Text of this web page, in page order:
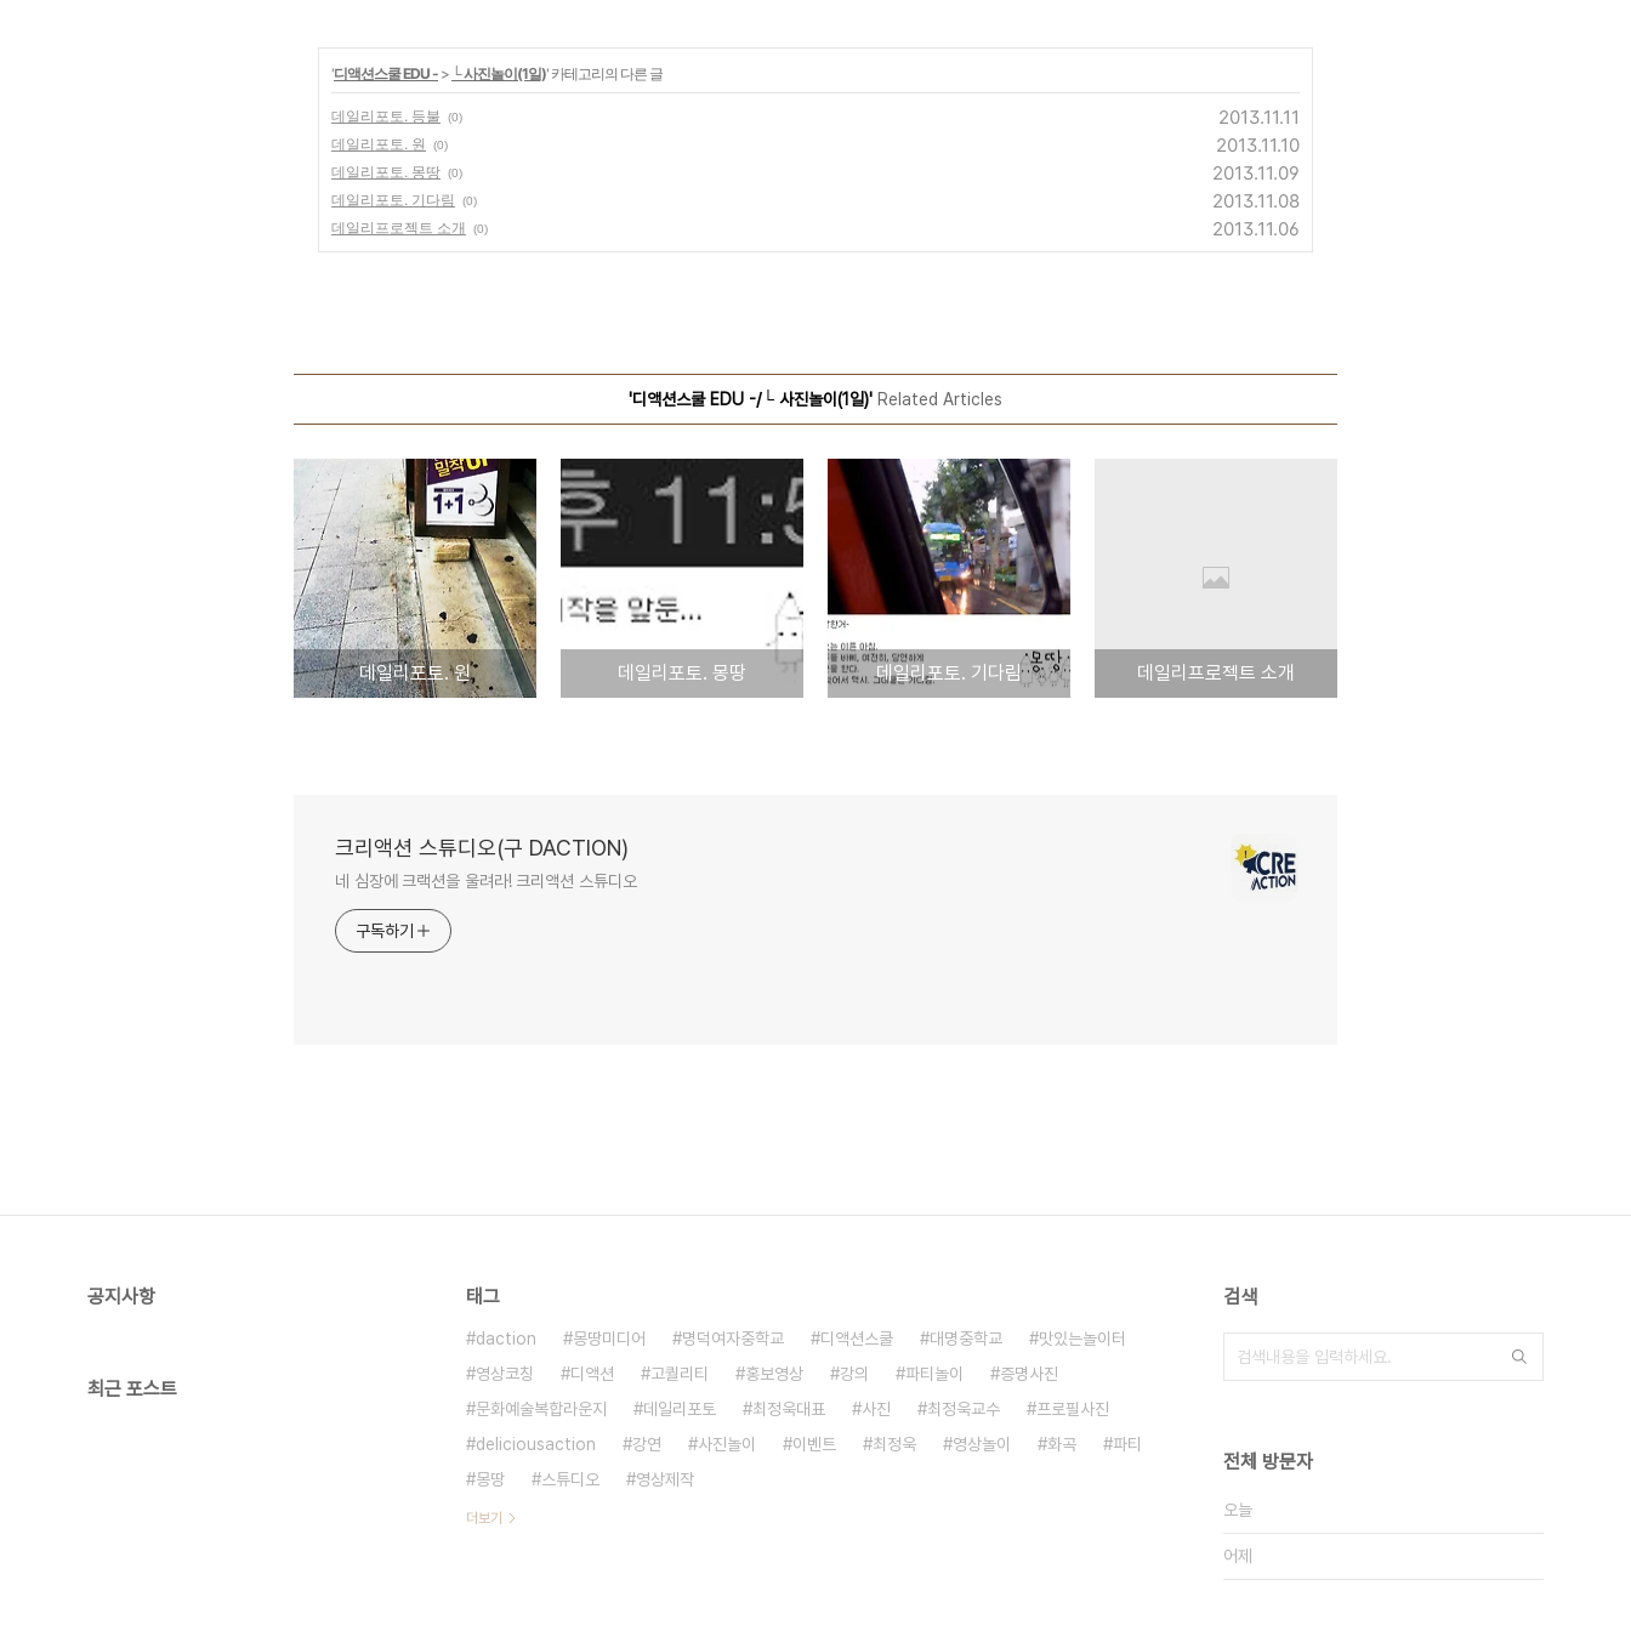
'디액션스쿨 EDU - > └ 사진놀이(1일)' 카테고리의 다른 글
데일리포토. 등불 (0) 2013.11.11
데일리포토. 원 (0) 2013.11.10
데일리포토. 몽땅 (0) 2013.11.09
데일리포토. 기다림 (0) 2013.11.08
데일리프로젝트 소개 (0) 2013.11.06
'디액션스쿨 EDU -/└ 사진놀이(1일)' Related Articles
데일리포토. 원 데일리포토. 몽땅 데일리포토. 기다림 데일리프로젝트 소개
크리액션 스튜디오(구 DACTION)
네 심장에 크랙션을 울려라! 크리액션 스튜디오
구독하기
공지사항
최근 포스트
태그
daction 몽땅미디어 명덕여자중학교 디액션스쿨 대명중학교
맛있는놀이터
영상코칭
디액션 고퀄리티 홍보영상 강의 파티놀이
증명사진
문화예술복합라운지
데일리포토 최정욱대표 사진 최정욱교수
프로필사진
deliciousaction
강연 사진놀이 이벤트 최정욱 영상놀이 화곡
파티
몽땅
스튜디오 영상제작
더보기
검색
전체 방문자
오늘
어제